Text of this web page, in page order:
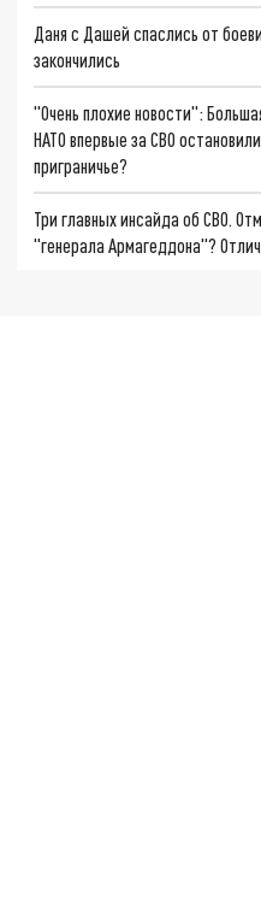
Даня с Дашей спаслись от
закончились
"Очень плохие новости":
НАТО впервые за СВО
приграничье?
Три главных инсайда об СВО.
"генерала Армагеддона"?